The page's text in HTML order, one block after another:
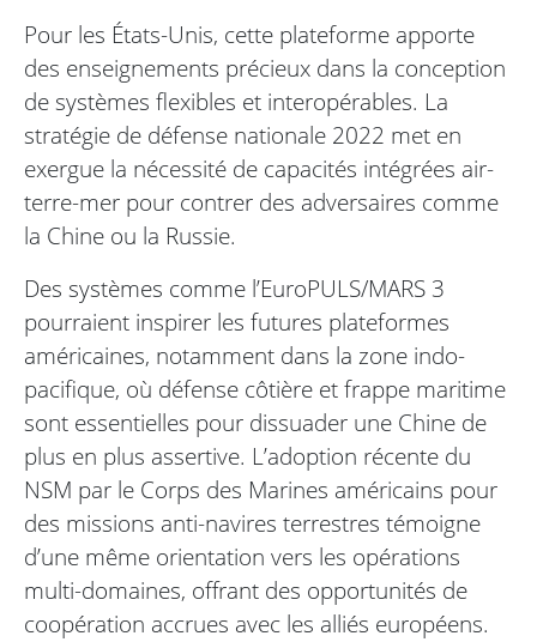
Pour les États-Unis, cette plateforme apporte
des enseignements précieux dans la conception
de systèmes flexibles et interopérables. La
stratégie de défense nationale 2022 met en
exergue la nécessité de capacités intégrées air-
terre-mer pour contrer des adversaires comme
la Chine ou la Russie.
Des systèmes comme l’EuroPULS/MARS 3
pourraient inspirer les futures plateformes
américaines, notamment dans la zone indo-
pacifique, où défense côtière et frappe maritime
sont essentielles pour dissuader une Chine de
plus en plus assertive. L’adoption récente du
NSM par le Corps des Marines américains pour
des missions anti-navires terrestres témoigne
d’une même orientation vers les opérations
multi-domaines, offrant des opportunités de
coopération accrues avec les alliés européens.